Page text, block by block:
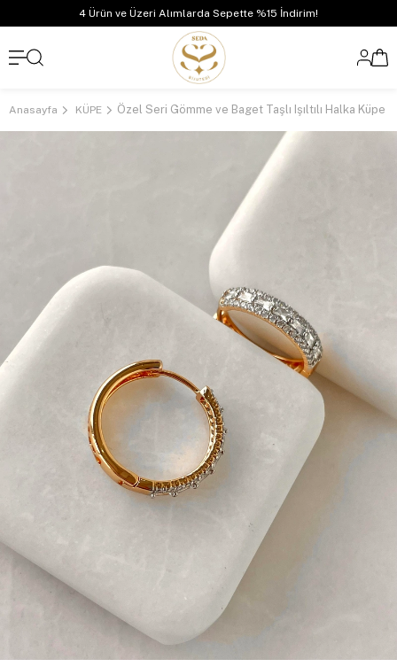
4 Ürün ve Üzeri Alımlarda Sepette %15 İndirim!
Anasayfa KÜPE